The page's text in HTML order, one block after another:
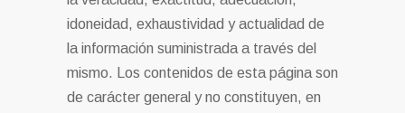
idoneidad, exhaustividad y actualidad de
la información suministrada a través del
mismo. Los contenidos de esta página son
de carácter general y no constituyen, en